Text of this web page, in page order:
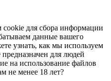
для сбора информации
данные вашего
узнать, как мы используем
для людей
на использование файлов
не менее 18 лет?